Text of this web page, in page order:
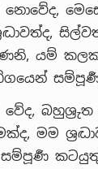
නොවේද,
යම්
මම